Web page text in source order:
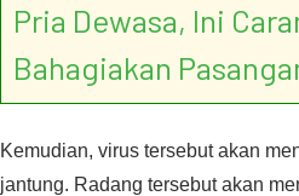
Pria Dewasa, Ini
Bahagiakan
Kemudian, virus tersebut akan
jantung. Radang tersebut akan